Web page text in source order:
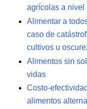
agrícolas a nivel
Alimentar a
caso de
cultivos u
Alimentos sin
vidas
Costo-
alimentos